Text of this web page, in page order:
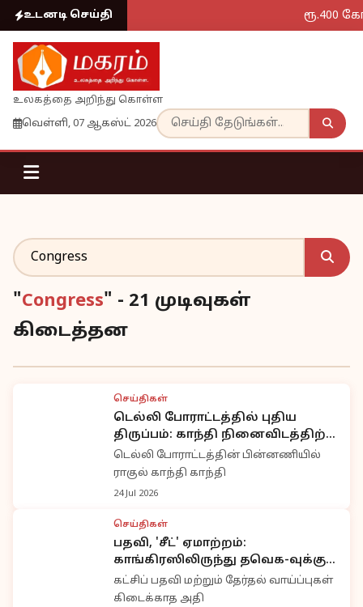
உடனடி செய்தி ரூ.400
உலகத்தை அறிந்து கொள்ள
வெள்ளி, 07 ஆகஸ்ட் 2026
"Congress" - 21 முடிவுகள்
கிடைத்தன
செய்திகள்
டெல்லி போராட்டத்தில் புதிய
திருப்பம்: காந்தி நினைவிடத்திற்கு
சென்ற எதிர்க்கட்சி தலைவர்கள்
டெல்லி போராட்டத்தின் பின்னணியில்
ராகுல் காந்தி காந்தி
24 Jul 2026
செய்திகள்
பதவி, 'சீட்' ஏமாற்றம்:
காங்கிரஸிலிருந்து தவெக-வுக்கு
நகரும் சிதம்பரம் ஆதரவாளர்கள்?
கட்சிப் பதவி மற்றும் தேர்தல் வாய்ப்புகள்
கிடைக்காத அதி